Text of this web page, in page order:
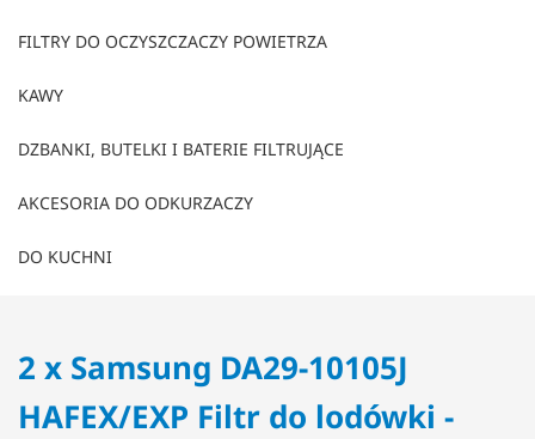
FILTRY DO OCZYSZCZACZY POWIETRZA
KAWY
DZBANKI, BUTELKI I BATERIE FILTRUJĄCE
AKCESORIA DO ODKURZACZY
DO KUCHNI
2 x Samsung DA29-10105J
HAFEX/EXP Filtr do lodówki -